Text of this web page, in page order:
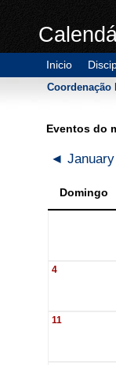
Inicio
Coordenação
Eventos do
◄
Domingo
4
11